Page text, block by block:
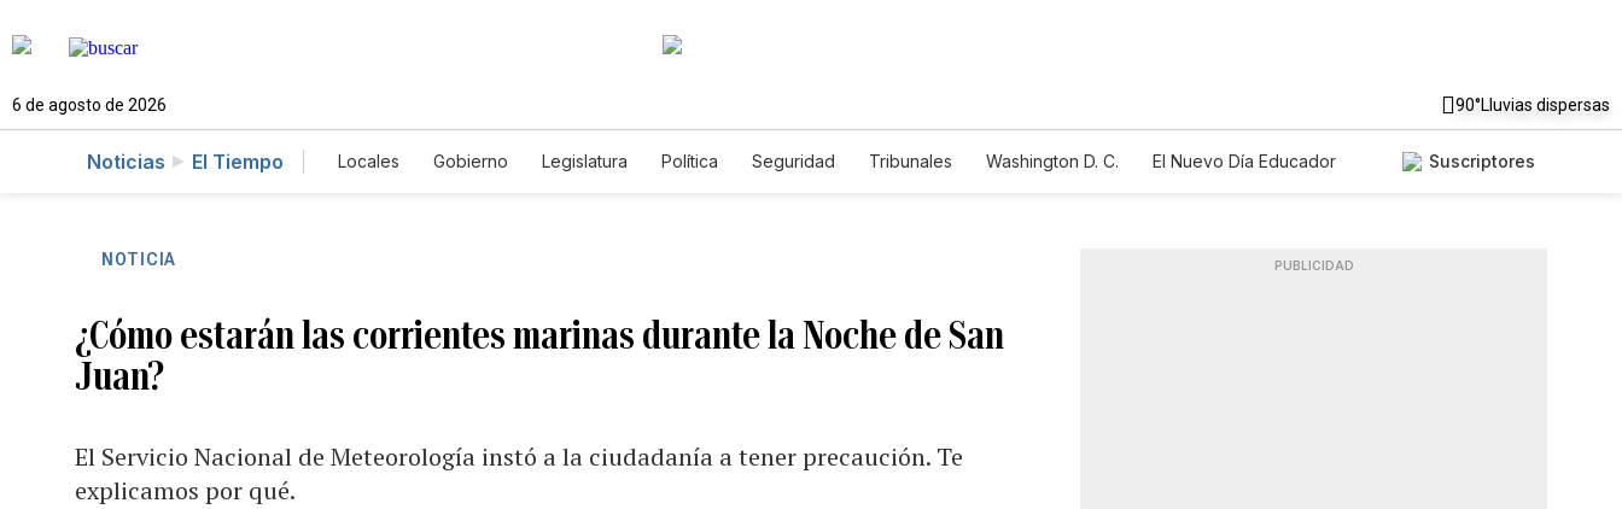
6 de agosto de 2026 90°Lluvias dispersas
Noticias El Tiempo Locales Gobierno Legislatura Política Seguridad Tribunales Washington D. C.
El Nuevo Día Educador
Suscriptores
NOTICIA
¿Cómo estarán las corrientes marinas durante la Noche de San
Juan?
El Servicio Nacional de Meteorología instó a la ciudadanía a tener precaución. Te
explicamos por qué.
PUBLICIDAD